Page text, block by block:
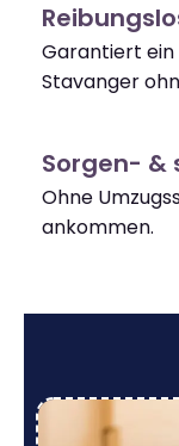
Garantiert ein
Stavanger
Sorgen- &
Ohne
ankommen.